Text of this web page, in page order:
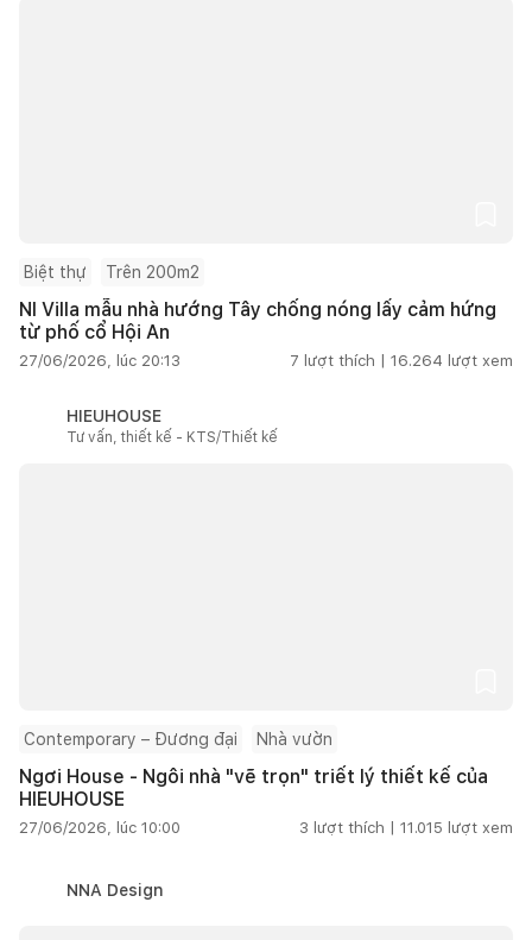
Biệt thự Trên 200m2
NI Villa mẫu nhà hướng Tây chống nóng lấy cảm hứng
từ phố cổ Hội An
27/06/2026, lúc 20:13 7 lượt thích | 16.264 lượt xem
HIEUHOUSE
Tư vấn, thiết kế - KTS/Thiết kế
Contemporary – Đương đại Nhà vườn
Ngơi House - Ngôi nhà "vẽ trọn" triết lý thiết kế của
HIEUHOUSE
27/06/2026, lúc 10:00 3 lượt thích | 11.015 lượt xem
NNA Design